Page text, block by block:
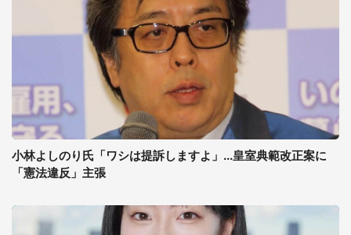
小林よしのり氏「ワシは提訴しますよ」...皇室典範改正案に
「憲法違反」主張